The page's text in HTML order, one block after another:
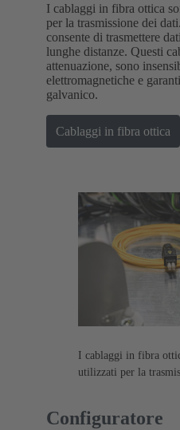
I cablaggi in fibra ottica
per la trasmissione dei
consente di trasmettere
lunghe distanze. Questi
attenuazione, sono
elettromagnetiche e
galvanico.
Cablaggi in fibra ottica
I cablaggi in fibra
utilizzati per la
Configuratore